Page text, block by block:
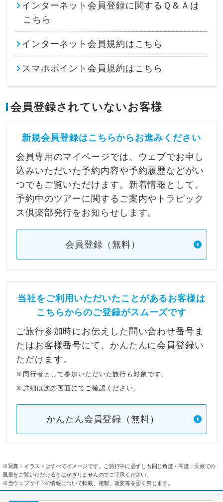
インターネット会員登録に関するＱ＆Ａは
こちら
インターネット会員規約はこちら
スマホポイント会員規約はこちら
会員登録されていないお客様
新規会員登録はこちらからお進みください
会員専用のマイページでは、ウェブでお申し
込みいただいた予約内容や予約履歴などがい
つでもご覧いただけます。新着情報として、
予約中のツアーに関するご案内やトラピック
ス倶楽部発行をお知らせします。
会員登録（無料）
当社をご利用いただいたことがあるお客様は
こちらからのご登録がスムーズです
ご旅行参加時にお伝えした問い合わせ番号ま
たはお客様番号にて、かんたんに会員登録い
ただけます。
※同行者として参加いただいた旅行も対象です。
※詳細は次の画面にてご確認ください。
かんたん会員登録（無料）
※写真・イラストはすべてイメージです。ご旅行中に必ずしも同じ角度・高度・天候での
風景をご覧いただけるとはかぎりませんのでご了承ください。
※当ウェブサイトの情報について転載、複製、改変等を固く禁じます。